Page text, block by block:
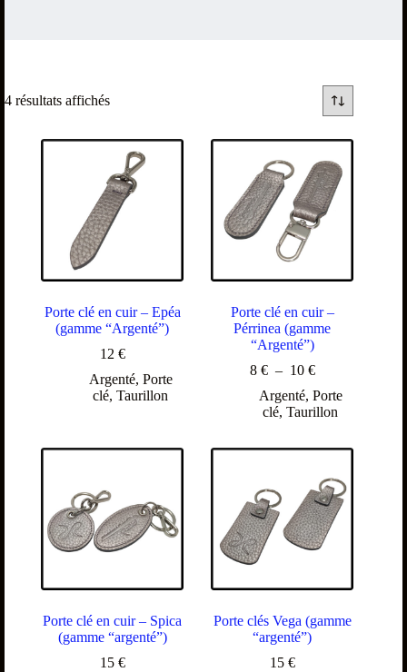
4 résultats affichés
Porte clé en cuir – Epéa
(gamme “Argenté”)
12 €
Argenté, Porte
clé,Taurillon
Porte clé en cuir –
Pérrinea (gamme
“Argenté”)
8 € – 10 €
Argenté, Porte
clé,Taurillon
Porte clé en cuir – Spica
(gamme “argenté”)
15 €
Porte clés Vega (gamme
“argenté”)
15 €